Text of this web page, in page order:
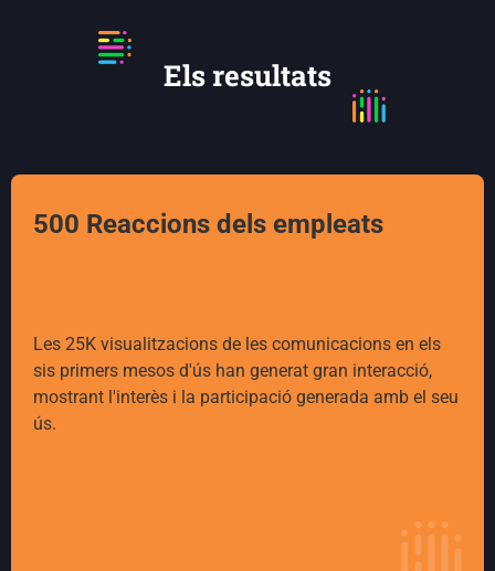
Els resultats
500 Reaccions dels empleats
Les 25K visualitzacions de les comunicacions en els
sis primers mesos d'ús han generat gran interacció,
mostrant l'interès i la participació generada amb el seu
ús.